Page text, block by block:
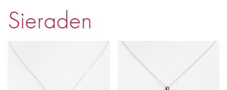
Sieraden